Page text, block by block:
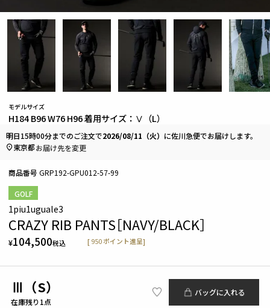
GOLF
モデルサイズ
H184 B96 W76 H96 着用サイズ：Ⅴ（L）
1piu1uguale3
CRAZY RIB PANTS［NAVY/BLACK］
¥104,500税込 [ 950 ポイント進呈]
商品番号 GRP192-GPU012-57-99
Ⅲ（S）
在庫残り1点
バッグに入れる
明日15時00分までのご注文で2026/08/11（火） に佐川急便でお届けします。
東京都お届け先を変更